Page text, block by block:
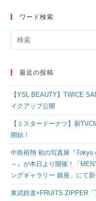
ワード検索
最近の投稿
【YSL BEAUTY】TWICE
イクアップ公開
【ミスタードーナツ】新
開始！
中島裕翔 初の写真展『
～』が本日より開催！「
ングギャラリー 銀座」にて新
東武鉄道×FRUITS ZIPPER